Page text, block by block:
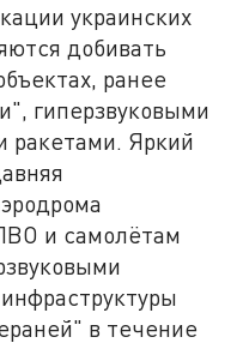
украинских
добивать
ранее
гиперзвуковыми
Яркий
и самолётам
в течение